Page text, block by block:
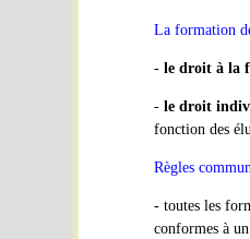
La formation
- le droit à la
- le droit
fonction des
Règles
- toutes les
conformes à